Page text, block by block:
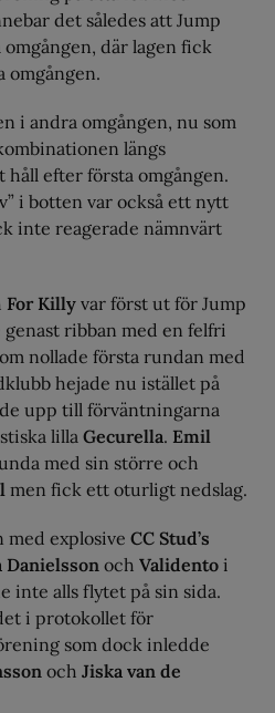
det således att Jump
där lagen fick
omgången.
i andra omgången, nu som
längs
håll efter första omgången.
i botten var också ett nytt
inte reagerade nämnvärt
For Killy var först ut för Jump
ribban med en felfri
nollade första rundan med
hejade nu istället på
upp till förväntningarna
lilla Gecurella. Emil
med sin större och
men fick ett oturligt nedslag.
explosive CC Stud’s
Danielsson och Validento i
inte alls flytet på sin sida.
i protokollet för
som dock inledde
och Jiska van de